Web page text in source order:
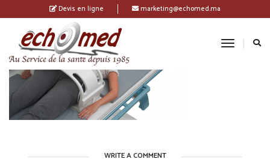
Devis en ligne marketing@echomed.ma
Toggle
WRITE A COMMENT